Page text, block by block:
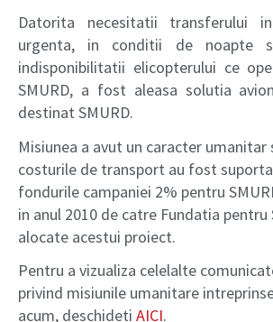
Datorita necesitatii transferului
urgenta, in conditii de noapte
indisponibilitatii elicopterului ce
SMURD, a fost aleasa solutia
destinat SMURD.
Misiunea a avut un caracter umanitar
costurile de transport au fost
fondurile campaniei 2% pentru
in anul 2010 de catre Fundatia pentru
alocate acestui proiect.
Pentru a vizualiza celelalte
privind misiunile umanitare
acum, deschideti AICI.